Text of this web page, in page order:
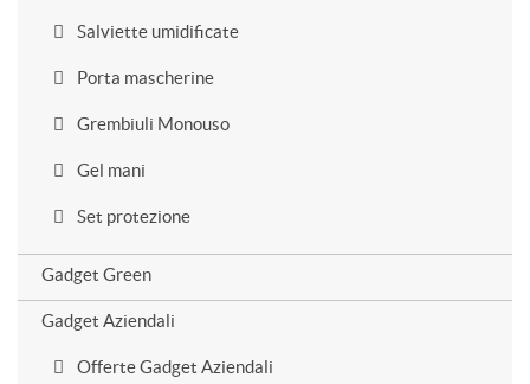
Salviette umidificate
Porta mascherine
Grembiuli Monouso
Gel mani
Set protezione
Gadget Green
Gadget Aziendali
Offerte Gadget Aziendali